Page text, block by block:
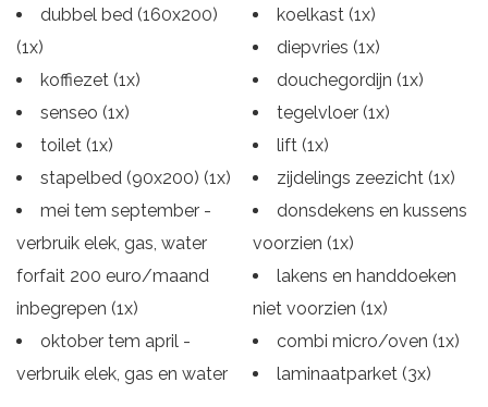
dubbel bed (160x200)
(1x)
koffiezet (1x)
senseo (1x)
toilet (1x)
stapelbed (90x200) (1x)
mei tem september -
verbruik elek, gas, water
forfait 200 euro/maand
inbegrepen (1x)
oktober tem april -
verbruik elek, gas en water
koelkast (1x)
diepvries (1x)
douchegordijn (1x)
tegelvloer (1x)
lift (1x)
zijdelings zeezicht (1x)
donsdekens en kussens
voorzien (1x)
lakens en handdoeken
niet voorzien (1x)
combi micro/oven (1x)
laminaatparket (3x)